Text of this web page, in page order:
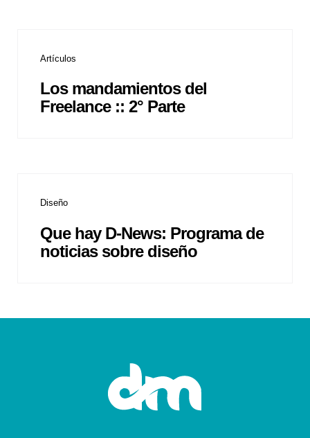
Artículos
Los mandamientos del
Freelance :: 2° Parte
Diseño
Que hay D-News: Programa de
noticias sobre diseño